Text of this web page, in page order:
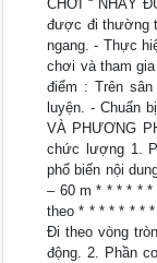
CHƠI “ NHẢY
được đi thường
ngang. - Thực
chơi và tham
điểm : Trên
luyện. - Chuẩn
VÀ PHƯƠNG
chức lượng 1.
phổ biến nội
– 60 m * * * * * *
theo * * * * * * *
Đi theo vòng
động. 2. Phần